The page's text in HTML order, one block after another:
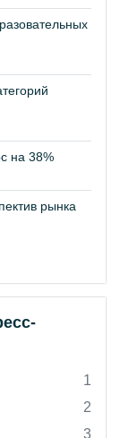
на 38%
рынка
1
2
3